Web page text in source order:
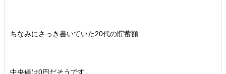
ちなみにさっき書いていた20代の貯蓄額
中央値は0円だそうです。